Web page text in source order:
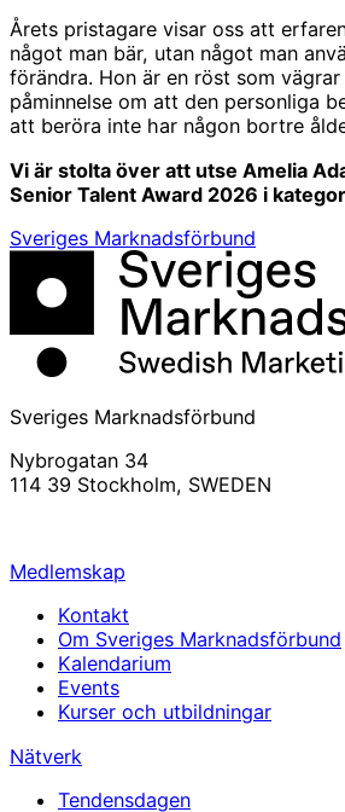
Årets pristagare visar oss att
något man bär, utan något man
förändra. Hon är en röst som
påminnelse om att den personliga
att beröra inte har någon bortre
Vi är stolta över att utse Amelia
Senior Talent Award 2026 i
Sveriges Marknadsförbund
Sveriges Marknadsförbund
Nybrogatan 34
114 39 Stockholm, SWEDEN
Medlemskap
Kontakt
Om Sveriges Marknadsförbund
Kalendarium
Events
Kurser och utbildningar
Nätverk
Tendensdagen